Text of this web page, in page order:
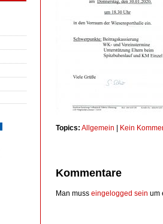
Topics: Allgemein Kein
Kommentare
Man muss eingelogged sein um